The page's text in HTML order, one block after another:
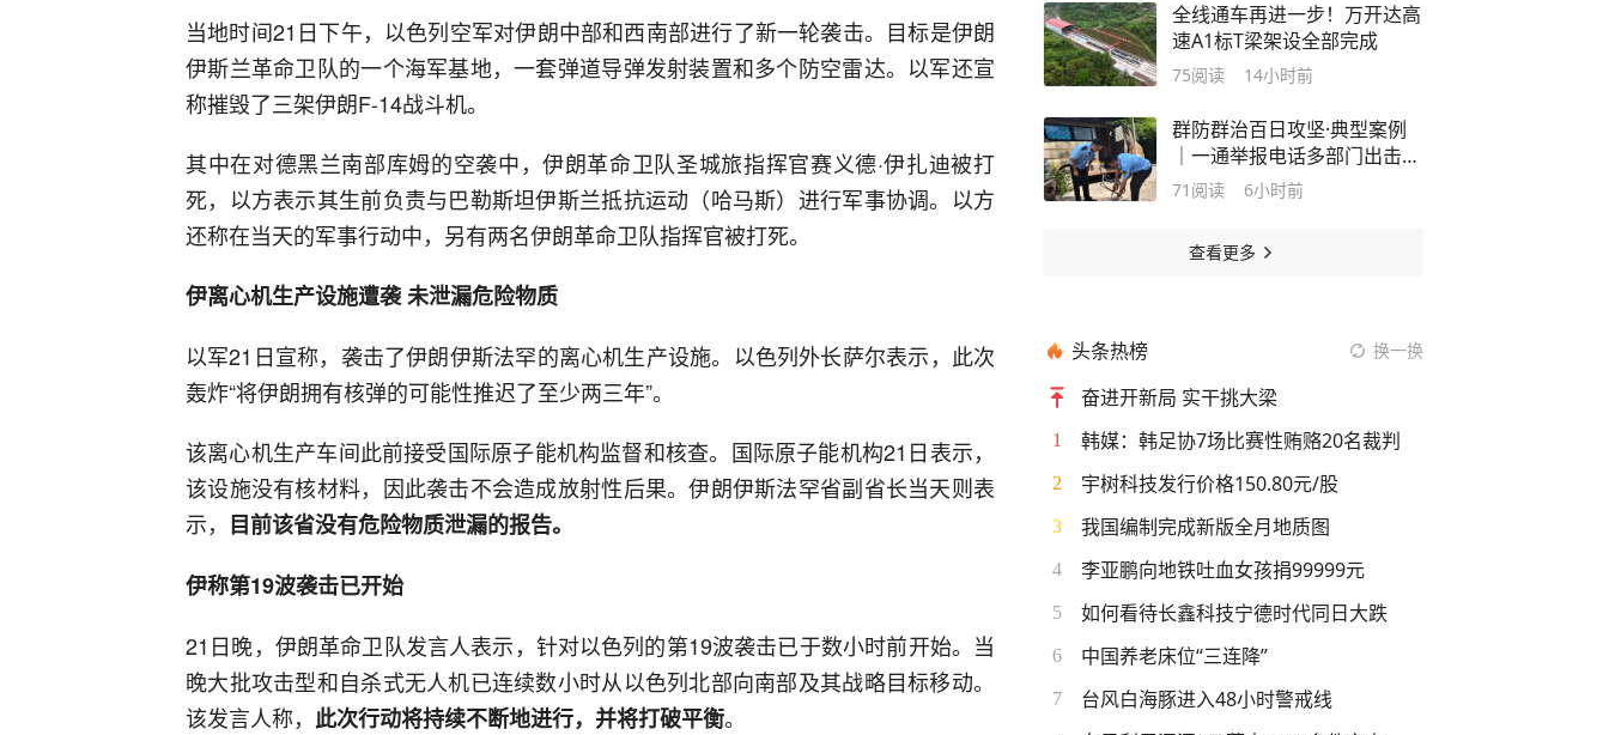
当地时间21日下午，以色列空军对伊朗中部和西南部进行了新一轮袭击。目标是伊朗
伊斯兰革命卫队的一个海军基地，一套弹道导弹发射装置和多个防空雷达。以军还宣
称摧毁了三架伊朗F-14战斗机。
其中在对德黑兰南部库姆的空袭中，伊朗革命卫队圣城旅指挥官赛义德·伊扎迪被打
死，以方表示其生前负责与巴勒斯坦伊斯兰抵抗运动（哈马斯）进行军事协调。以方
还称在当天的军事行动中，另有两名伊朗革命卫队指挥官被打死。
伊离心机生产设施遭袭 未泄漏危险物质
以军21日宣称，袭击了伊朗伊斯法罕的离心机生产设施。以色列外长萨尔表示，此次
轰炸“将伊朗拥有核弹的可能性推迟了至少两三年”。
该离心机生产车间此前接受国际原子能机构监督和核查。国际原子能机构21日表示，
该设施没有核材料，因此袭击不会造成放射性后果。伊朗伊斯法罕省副省长当天则表
示， 目前该省没有危险物质泄漏的报告。
伊称第19波袭击已开始
21日晚，伊朗革命卫队发言人表示，针对以色列的第19波袭击已于数小时前开始。当
晚大批攻击型和自杀式无人机已连续数小时从以色列北部向南部及其战略目标移动。
该发言人称， 此次行动将持续不断地进行，并将打破平衡。
全线通车再进一步！万开达高
速A1标T梁架设全部完成
75阅读 14小时前
群防群治百日攻坚·典型案例
｜一通举报电话多部门出击
合川打通成品油“打非治违”监
71 阅读 6小时前
查看更多
头条热榜 换一换
奋进开新局 实干挑大梁
1 韩媒：韩足协7场比赛性贿赂20名裁判
2 宇树科技发行价格150.80元/股
3 我国编制完成新版全月地质图
4 李亚鹏向地铁吐血女孩捐99999元
5 如何看待长鑫科技宁德时代同日大跌
6 中国养老床位“三连降”
7 台风白海豚进入48小时警戒线